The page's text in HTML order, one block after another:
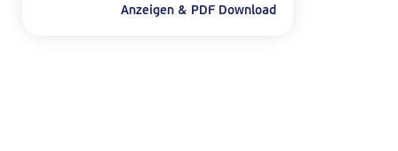
Anzeigen & PDF Download